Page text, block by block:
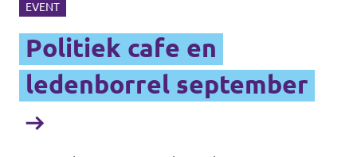
EVENT
Politiek cafe en
ledenborrel september